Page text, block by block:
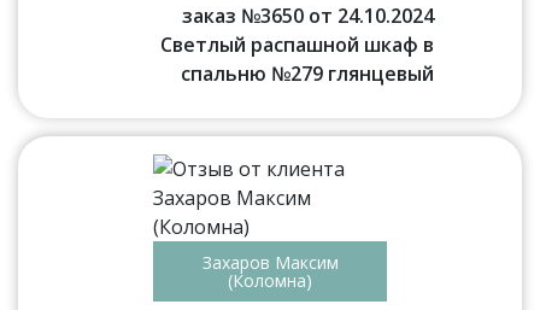
заказ №3650 от 24.10.2024
Светлый распашной шкаф в
спальню №279 глянцевый
Захаров Максим
(Коломна)